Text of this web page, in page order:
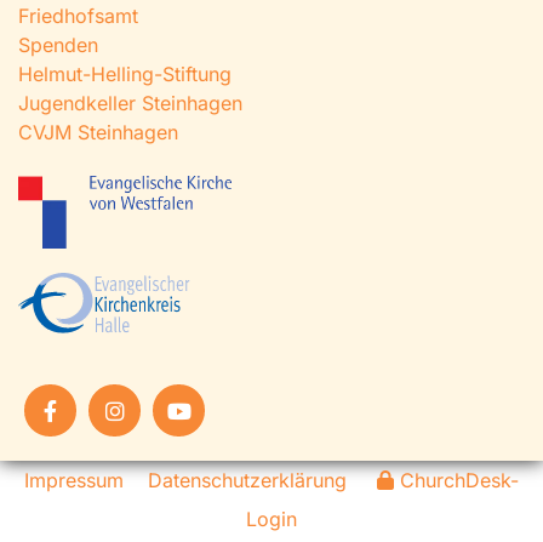
Friedhofsamt
Spenden
Helmut-Helling-Stiftung
Jugendkeller Steinhagen
CVJM Steinhagen
Impressum Datenschutzerklärung
ChurchDesk-
Login